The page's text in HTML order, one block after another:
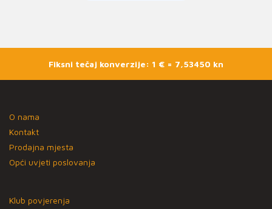
Fiksni tečaj konverzije: 1 € = 7,53450 kn
O nama
Kontakt
Prodajna mjesta
Opći uvjeti poslovanja
Klub povjerenja